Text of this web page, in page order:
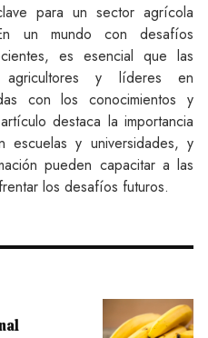
para un sector agrícola
un mundo con desafíos
es esencial que las
agricultores y líderes en
con los conocimientos y
destaca la importancia
y universidades, y
pueden capacitar a las
los desafíos futuros.